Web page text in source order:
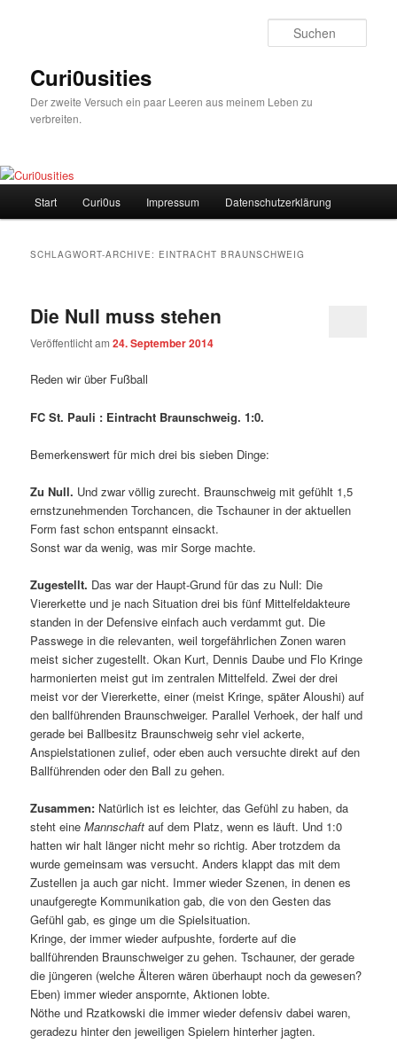
Curi0usities
Der zweite Versuch ein paar Leeren aus meinem Leben zu
verbreiten.
Start Curi0us Impressum Datenschutzerklärung
SCHLAGWORT-ARCHIVE: EINTRACHT BRAUNSCHWEIG
Die Null muss stehen
Veröffentlicht am24. September 2014
Reden wir über Fußball
FC St. Pauli : Eintracht Braunschweig. 1:0.
Bemerkenswert für mich drei bis sieben Dinge:
Zu Null. Und zwar völlig zurecht. Braunschweig mit gefühlt 1,5
ernstzunehmenden Torchancen, die Tschauner in der aktuellen
Form fast schon entspannt einsackt.
Sonst war da wenig, was mir Sorge machte.
Zugestellt. Das war der Haupt-Grund für das zu Null: Die
Viererkette und je nach Situation drei bis fünf Mittelfeldakteure
standen in der Defensive einfach auch verdammt gut. Die
Passwege in die relevanten, weil torgefährlichen Zonen waren
meist sicher zugestellt. Okan Kurt, Dennis Daube und Flo Kringe
harmonierten meist gut im zentralen Mittelfeld. Zwei der drei
meist vor der Viererkette, einer (meist Kringe, später Aloushi) auf
den ballführenden Braunschweiger. Parallel Verhoek, der half und
gerade bei Ballbesitz Braunschweig sehr viel ackerte,
Anspielstationen zulief, oder eben auch versuchte direkt auf den
Ballführenden oder den Ball zu gehen.
Zusammen: Natürlich ist es leichter, das Gefühl zu haben, da
steht eineMannschaftauf dem Platz, wenn es läuft. Und 1:0
hatten wir halt länger nicht mehr so richtig. Aber trotzdem da
wurde gemeinsam was versucht. Anders klappt das mit dem
Zustellen ja auch gar nicht. Immer wieder Szenen, in denen es
unaufgeregte Kommunikation gab, die von den Gesten das
Gefühl gab, es ginge um die Spielsituation.
Kringe, der immer wieder aufpushte, forderte auf die
ballführenden Braunschweiger zu gehen. Tschauner, der gerade
die jüngeren (welche Älteren wären überhaupt noch da gewesen?
Eben) immer wieder anspornte, Aktionen lobte.
Nöthe und Rzatkowski die immer wieder defensiv dabei waren,
geradezu hinter den jeweiligen Spielern hinterher jagten.